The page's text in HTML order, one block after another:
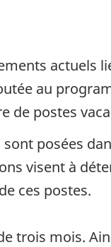
actuels
au
de postes
posées
visent à
ces postes.
trois mois.